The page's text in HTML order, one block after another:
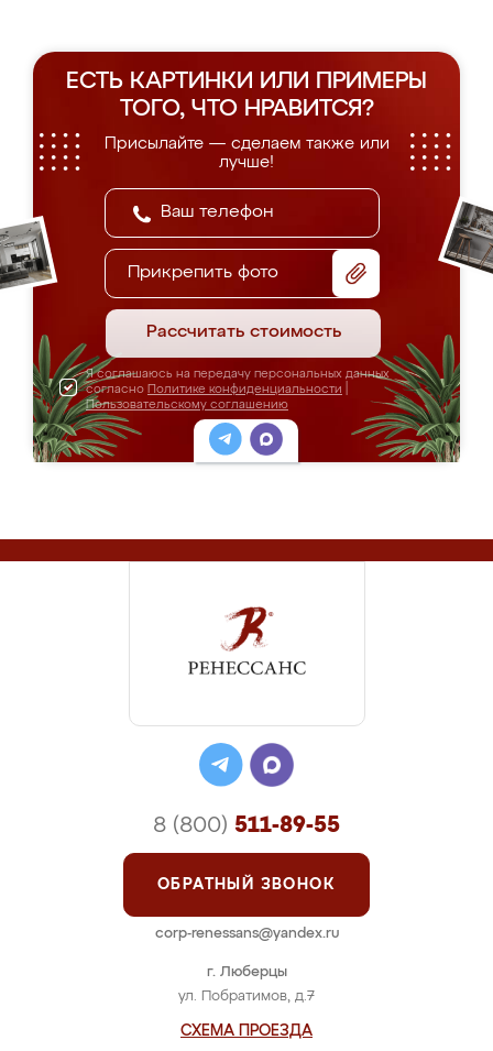
ЕСТЬ КАРТИНКИ ИЛИ ПРИМЕРЫ
ТОГО, ЧТО НРАВИТСЯ?
Присылайте — сделаем также или
лучше!
Прикрепить фото
Рассчитать стоимость
Я соглашаюсь на передачу персональных данных
согласно Политике конфиденциальности
Пользовательскому соглашению
г. Люберцы
ул. Побратимов, д.7
СХЕМА ПРОЕЗДА
8 (800) 511-89-55
ОБРАТНЫЙ ЗВОНОК
corp-renessans@yandex.ru